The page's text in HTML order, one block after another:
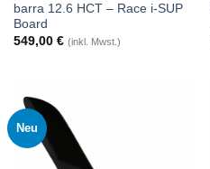
barra 12.6 HCT – Race i-SUP
Board
549,00 € (inkl. Mwst.)
Neu